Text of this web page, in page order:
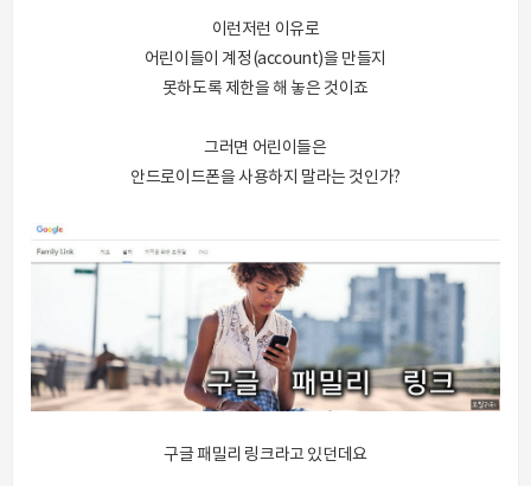
이런저런 이유로
어린이들이 계정(account)을 만들지
못하도록 제한을 해 놓은 것이죠
그러면 어린이들은
안드로이드폰을 사용하지 말라는 것인가?
구글 패밀리 링크라고 있던데요